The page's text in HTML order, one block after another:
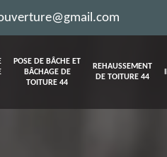
POSE DE BÂCHE ET
BÂCHAGE DE
TOITURE 44
REHAUSSEMENT
DE TOITURE 44